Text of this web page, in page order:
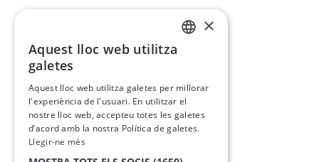
×
Aquest lloc web utilitza
galetes
Aquest lloc web utilitza galetes per millorar
l'experiència de l'usuari. En utilitzar el
nostre lloc web, accepteu totes les galetes
d’acord amb la nostra Política de galetes.
Llegir-ne més